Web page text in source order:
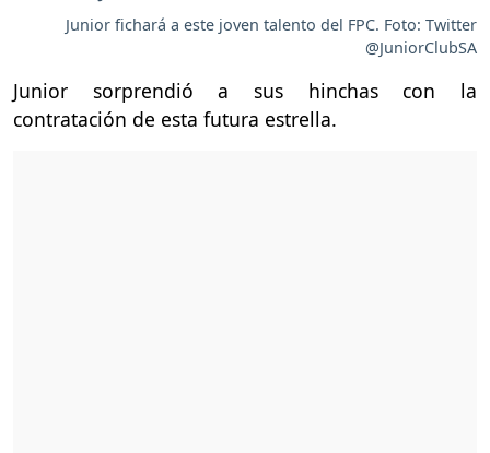
Junior fichará a este joven talento del FPC. Foto: Twitter
@JuniorClubSA
Junior sorprendió a sus hinchas con la
contratación de esta futura estrella.